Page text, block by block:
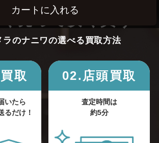
カートに入れる
く売って安く買う！
ラのナニワの選べる買取方法
取
いたら
るだけ！
02.店頭買取
査定時間は
約5分